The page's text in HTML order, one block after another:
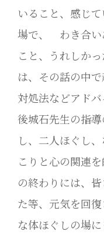
いること、感じ
場で、 わき合い
こと、うれしか
は、その話の中
対処法などアド
後城石先生の指
し、二人ほぐし
こりと心の関連
の終わりには、
た等、元気を回
な体ほぐしの場に